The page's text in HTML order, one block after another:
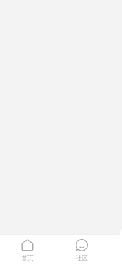

首页

社区